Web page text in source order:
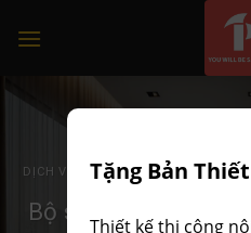
DỊCH VỤ THIẾT KẾ THI CÔNG NỘI
Bộ sưu tập giường
Tặng Bản
Thiết kế thi công